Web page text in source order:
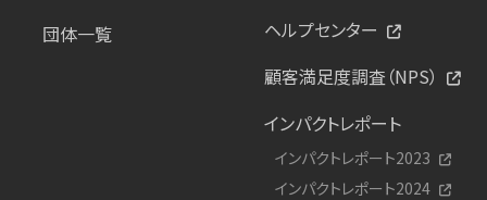
団体一覧
ヘルプセンター
顧客満足度調査（NPS）
インパクトレポート
インパクトレポート2023
インパクトレポート2024